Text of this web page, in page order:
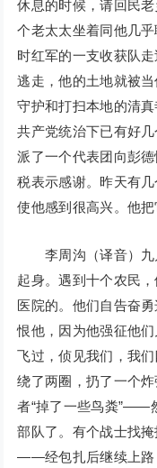
休息的时候，请回民
个老太太坐着同他几
时红军的一支收获队
逃走，他的土地就被
守护和打扫本地的清
共产党统治下已有好
派了一个代表团向彭
税表示感谢。昨天有
使他感到很高兴。他把
李周沟（译音）九
起身。遇到十个农民
医院的。他们自告奋
恨他，因为他强征他
飞过，侦见我们，我
绕了两圈，扔了一个
者“掉了一些鸟粪”——
部队了。有个战士找
——经包扎后继续上路